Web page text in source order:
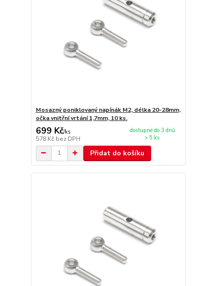
Mosazný poniklovaný napínák M2, délka 20-28mm,
očka vnitřní vrtání 1,7mm, 10 ks.
699 Kč/ks
578 Kč bez DPH
dostupné do 3 dnů
> 5 ks
Přidat do košíku